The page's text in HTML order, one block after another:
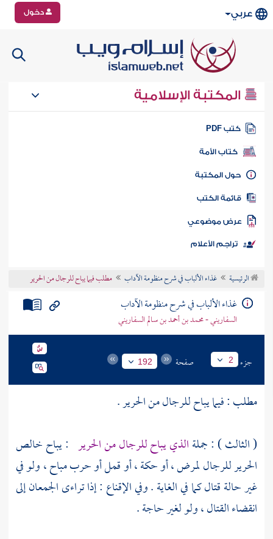
عربي دخول
المكتبة الإسلامية
كتب PDF
كتاب الأمة
المكتبة
الكتب
موضوعي
تراجم الأعلام
الرئيسية غذاء الألباب في شرح منظومة الآداب مطلب فيما يباح للرجال من الحرير
غذاء الألباب في شرح منظومة الآداب
السفاريني - محمد بن أحمد بن سالم السفاريني
جزء 2 صفحة 192
مطلب : فيما يباح للرجال من الحرير .
( الثالث ) : جملةالذي يباح للرجال من الحرير : يباح خالص
الحرير للرجال لمرض ، أو حكة ، أو قمل أو حرب مباح ، ولو في
غير حالة قتال كما في الغاية . وفي الإقناع : إذا تراءى الجمعان إلى
انقضاء القتال ، ولو لغير حاجة .